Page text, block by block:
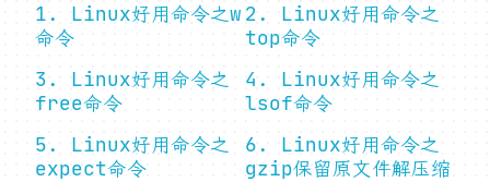
1. Linux好用命令之w
命令
2. Linux好用命令之
top命令
3. Linux好用命令之
free命令
4. Linux好用命令之
lsof命令
5. Linux好用命令之
expect命令
6. Linux好用命令之
gzip保留原文件解压缩